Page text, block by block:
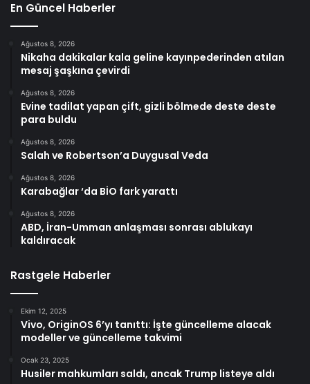
En Güncel Haberler
Ağustos 8, 2026
Nikaha dakikalar kala geline kayınpederinden atılan
mesaj şaşkına çevirdi
Ağustos 8, 2026
Evine tadilat yapan çift, gizli bölmede deste deste
para buldu
Ağustos 8, 2026
Salah ve Robertson’a Duygusal Veda
Ağustos 8, 2026
Karabağlar ‘da BİO fark yarattı
Ağustos 8, 2026
ABD, İran-Umman anlaşması sonrası ablukayı
kaldıracak
Rastgele Haberler
Ekim 12, 2025
Vivo, OriginOS 6’yı tanıttı: İşte güncelleme alacak
modeller ve güncelleme takvimi
Ocak 23, 2025
Husiler mahkumları saldı, ancak Trump listeye aldı